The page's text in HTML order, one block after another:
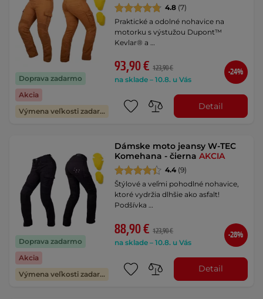
Doprava zadarmo
Akcia
Výmena veľkosti zadarmo
4.8 (7)
Praktické a odolné nohavice na
motorku s výstužou Dupont™
Kevlar® a …
93,90 € 123,90 €
na sklade – 10.8. u Vás
-24%
Detail
Doprava zadarmo
Akcia
Výmena veľkosti zadarmo
Dámske moto jeansy W-TEC
Komehana - čiernaAKCIA
4.4 (9)
Štýlové a veľmi pohodlné nohavice,
ktoré vydržia dlhšie ako asfalt!
Podšívka …
88,90 € 123,90 €
na sklade – 10.8. u Vás
-28%
Detail